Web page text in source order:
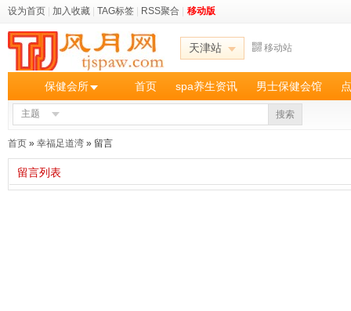
设为首页 加入收藏 TAG标签 RSS聚合 移动版
天津站 移动站
保健会所 首页 spa养生资讯 男士保健会馆
主题 搜索
首页 » 幸福足道湾 » 留言
留言列表